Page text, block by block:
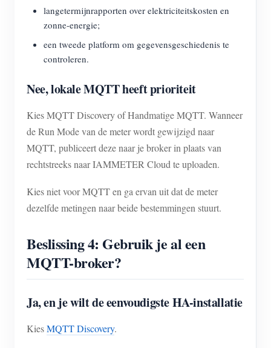
langetermijnrapporten over elektriciteitskosten en
zonne-energie;
een tweede platform om gegevensgeschiedenis te
controleren.
Nee, lokale MQTT heeft prioriteit
Kies MQTT Discovery of Handmatige MQTT. Wanneer
de Run Mode van de meter wordt gewijzigd naar
MQTT, publiceert deze naar je broker in plaats van
rechtstreeks naar IAMMETER Cloud te uploaden.
Kies niet voor MQTT en ga ervan uit dat de meter
dezelfde metingen naar beide bestemmingen stuurt.
Beslissing 4: Gebruik je al een
MQTT-broker?
Ja, en je wilt de eenvoudigste HA-installatie
KiesMQTT Discovery.